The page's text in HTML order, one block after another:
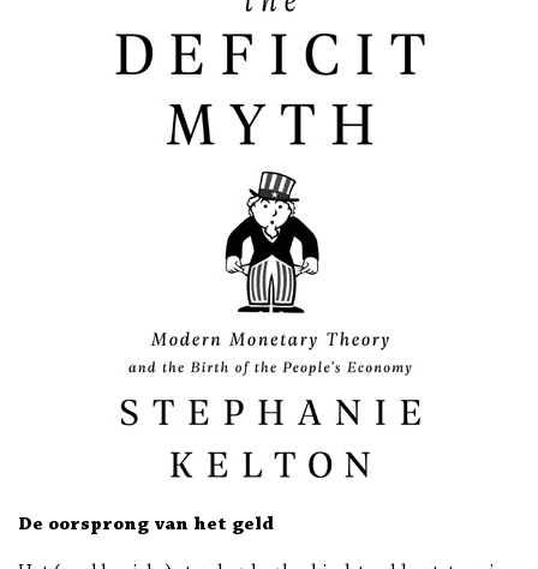
De oorsprong van het geld